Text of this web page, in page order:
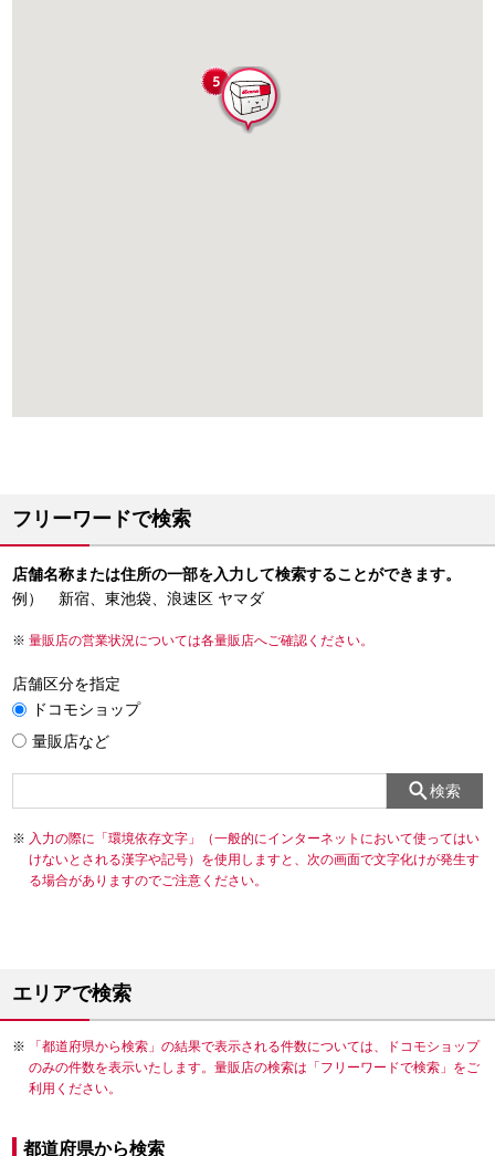
フリーワードで検索
店舗名称または住所の一部を入力して検索することができます。
例） 新宿、東池袋、浪速区 ヤマダ
量販店の営業状況については各量販店へご確認ください。
店舗区分を指定
ドコモショップ
量販店など
検索
入力の際に「環境依存文字」（一般的にインターネットにおいて使ってはい
けないとされる漢字や記号）を使用しますと、次の画面で文字化けが発生す
る場合がありますのでご注意ください。
エリアで検索
「都道府県から検索」の結果で表示される件数については、ドコモショップ
のみの件数を表示いたします。量販店の検索は「フリーワードで検索」をご
利用ください。
都道府県から検索